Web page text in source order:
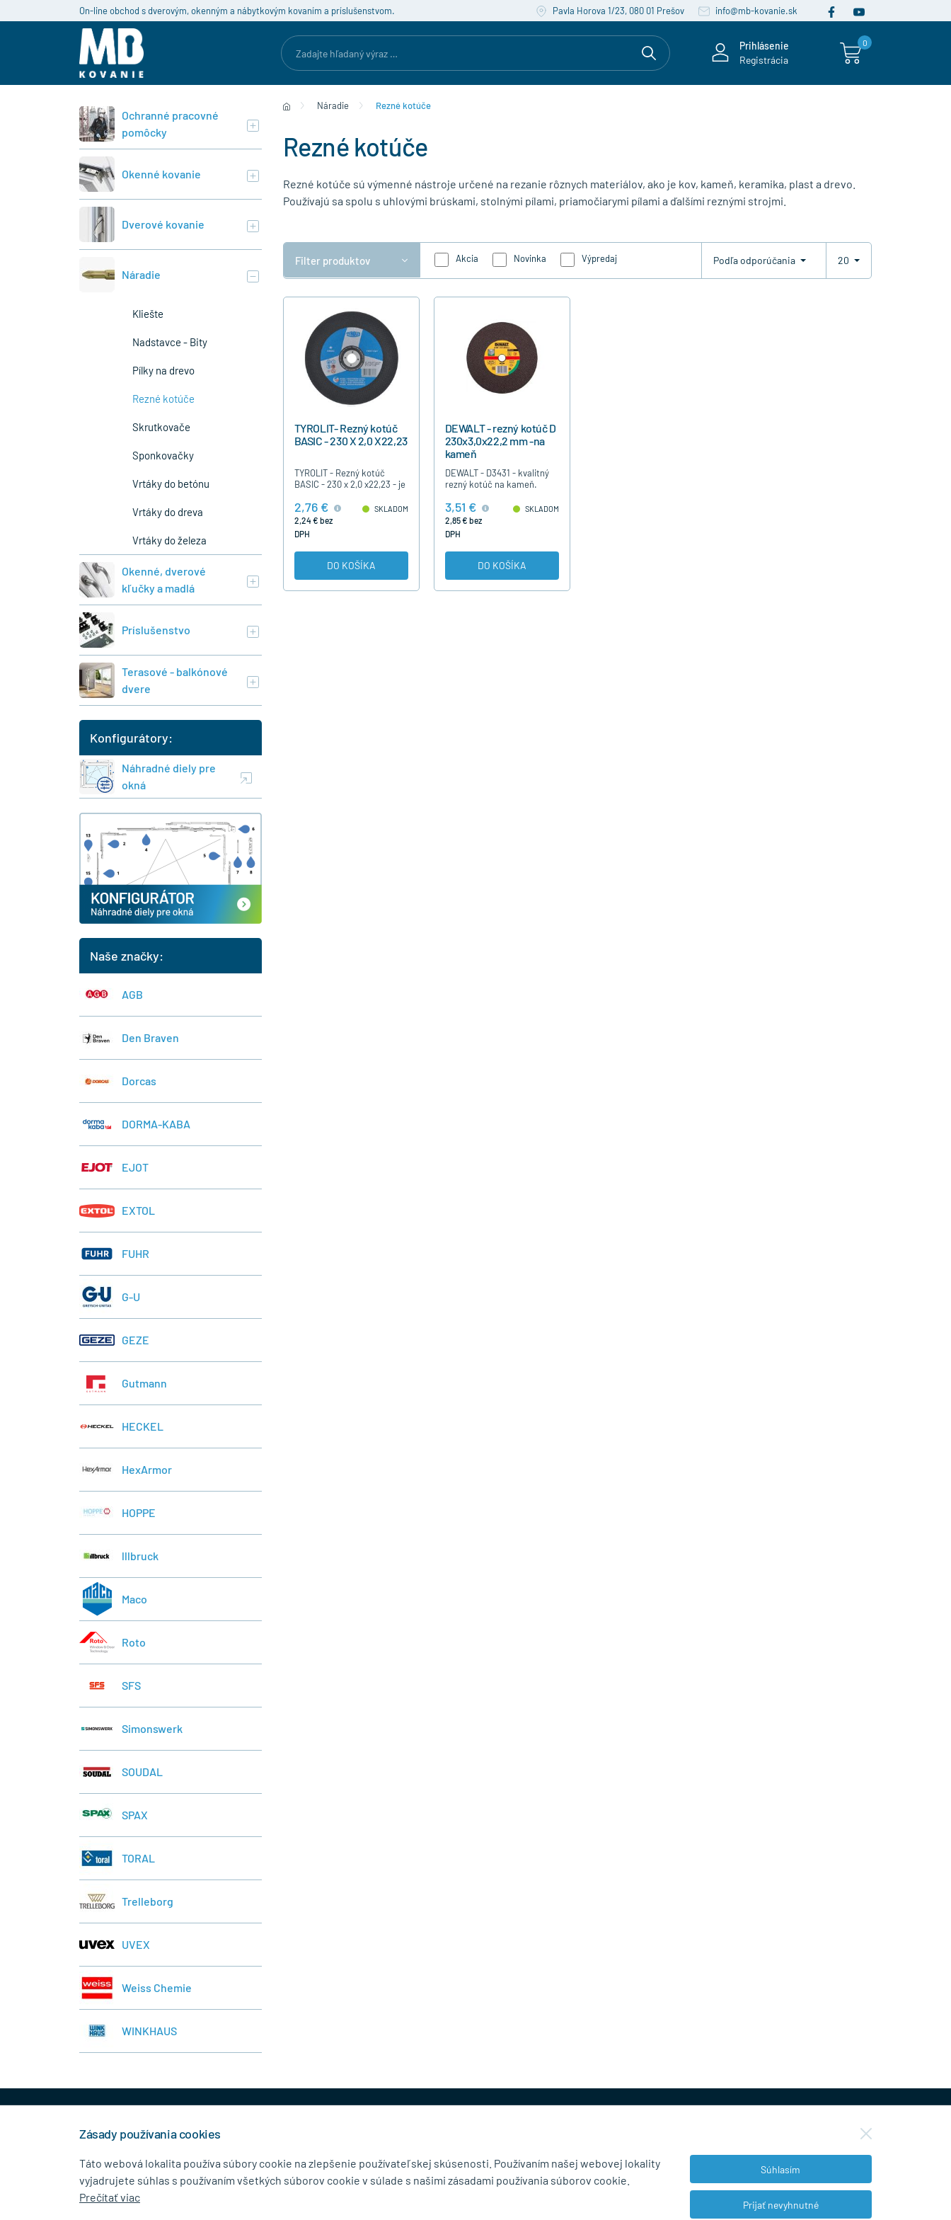
On-line obchod s dverovým, okenným a nábytkovým kovaním a príslušenstvom. Pavla Horova 1/23, 080 01 Prešov info@mb-kovanie.sk
Prihlásenie
Registrácia
0
Náradie Rezné kotúče
Rezné kotúče
Rezné kotúče sú výmenné nástroje určené na rezanie rôznych materiálov, ako je kov, kameň, keramika, plast a drevo.
Používajú sa spolu s uhlovými brúskami, stolnými pílami, priamočiarymi pílami a ďalšími reznými strojmi.
Filter produktov Akcia Novinka Výpredaj Podľa odporúčania 20
TYROLIT- Rezný kotúč
BASIC - 230 X 2,0 X22,23
TYROLIT - Rezný kotúč
BASIC - 230 x 2,0 x22,23 - je
Výborná kvalita.
2,76 €
2,24 € bez
DPH
SKLADOM
DO KOŠÍKA
DEWALT - rezný kotúč D
230x3,0x22,2 mm -na
kameň
DEWALT - D3431 - kvalitný
rezný kotúč na kameň.
3,51 €
2,85 € bez
DPH
SKLADOM
DO KOŠÍKA
Ochranné pracovné
pomôcky
Okenné kovanie
Dverové kovanie
Náradie
Kliešte
Nadstavce - Bity
Pílky na drevo
Rezné kotúče
Skrutkovače
Sponkovačky
Vrtáky do betónu
Vrtáky do dreva
Vrtáky do železa
Okenné, dverové
kľučky a madlá
Príslušenstvo
Terasové - balkónové
dvere
Konfigurátory:
Náhradné diely pre
okná
Naše značky:
AGB
Den Braven
Dorcas
DORMA-KABA
EJOT
EXTOL
FUHR
G-U
GEZE
Gutmann
HECKEL
HexArmor
HOPPE
lllbruck
Maco
Roto
SFS
Simonswerk
SOUDAL
SPAX
TORAL
Trelleborg
UVEX
Weiss Chemie
WINKHAUS
KONTAKTNÉ ÚDAJE NEWSLETTER
Zásady používania cookies
Táto webová lokalita používa súbory cookie na zlepšenie používateľskej skúsenosti. Používaním našej webovej lokality
vyjadrujete súhlas s používaním všetkých súborov cookie v súlade s našimi zásadami používania súborov cookie.
Prečítať viac
Súhlasím
Prijať nevyhnutné